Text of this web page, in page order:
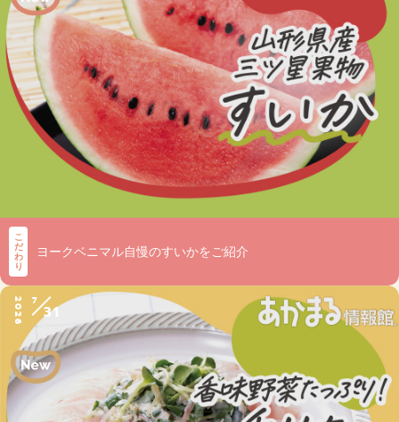
こ
だ
わ
り
ヨークベニマル自慢のすいかをご紹介
2026 7
31